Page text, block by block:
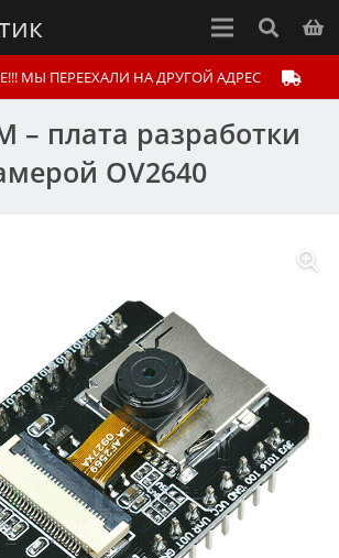
МЫ ПЕРЕЕХАЛИ НА ДРУГОЙ АДРЕС
– плата разработки
OV2640